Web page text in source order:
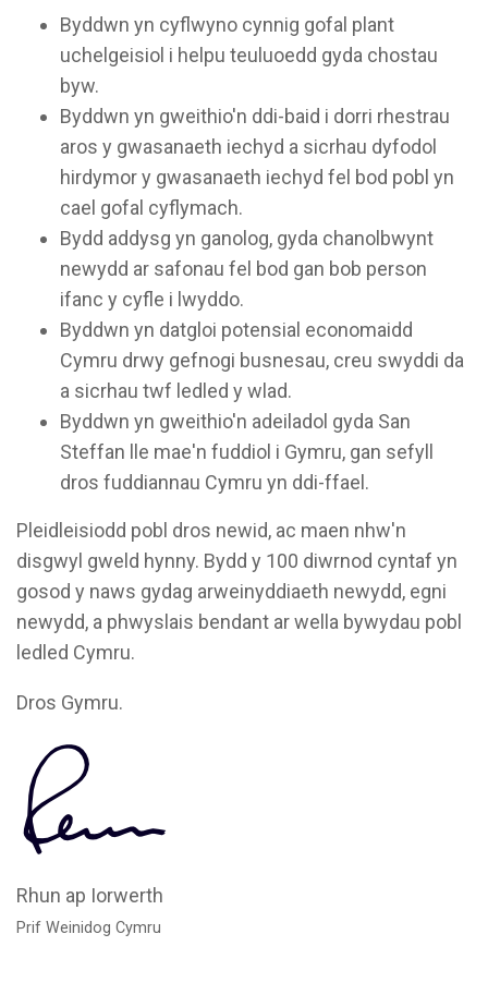
Byddwn yn cyflwyno cynnig gofal plant
uchelgeisiol i helpu teuluoedd gyda chostau
byw.
Byddwn yn gweithio'n ddi-baid i dorri rhestrau
aros y gwasanaeth iechyd a sicrhau dyfodol
hirdymor y gwasanaeth iechyd fel bod pobl yn
cael gofal cyflymach.
Bydd addysg yn ganolog, gyda chanolbwynt
newydd ar safonau fel bod gan bob person
ifanc y cyfle i lwyddo.
Byddwn yn datgloi potensial economaidd
Cymru drwy gefnogi busnesau, creu swyddi da
a sicrhau twf ledled y wlad.
Byddwn yn gweithio'n adeiladol gyda San
Steffan lle mae'n fuddiol i Gymru, gan sefyll
dros fuddiannau Cymru yn ddi-ffael.
Pleidleisiodd pobl dros newid, ac maen nhw'n
disgwyl gweld hynny. Bydd y 100 diwrnod cyntaf yn
gosod y naws gydag arweinyddiaeth newydd, egni
newydd, a phwyslais bendant ar wella bywydau pobl
ledled Cymru.
Dros Gymru.
Rhun ap Iorwerth
Prif Weinidog Cymru